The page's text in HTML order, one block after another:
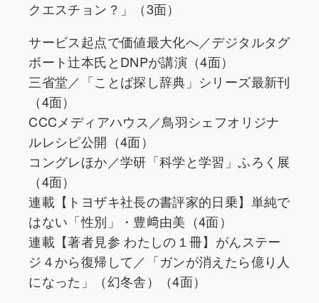
クエスチョン？」（3面）
サービス起点で価値最大化へ／デジタルタグ
ボート辻本氏とDNPが講演（4面）
三省堂／「ことば探し辞典」シリーズ最新刊
（4面）
CCCメディアハウス／鳥羽シェフオリジナ
ルレシピ公開（4面）
コングレほか／学研「科学と学習」ふろく展
（4面）
連載【トヨザキ社長の書評家的日乗】単純で
はない「性別」・豊﨑由美（4面）
連載【著者見参 わたしの１冊】がんステー
ジ４から復帰して／「ガンが消えたら億り人
になった」（幻冬舎）（4面）